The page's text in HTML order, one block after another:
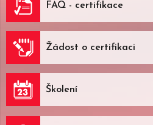
FAQ - certifikace
Žádost o certifikaci
Školení